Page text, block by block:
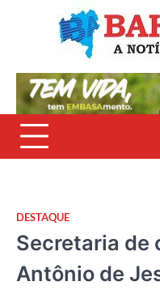
DESTAQUE
Secretaria de
Antônio de